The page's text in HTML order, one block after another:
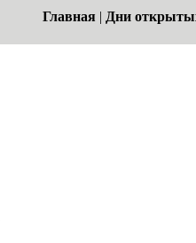
Главная | Дни